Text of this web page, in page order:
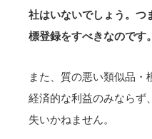
社はいないでしょう。つ
標登録をすべきなのです。
また、質の悪い類似品・
経済的な利益のみならず
失いかねません。